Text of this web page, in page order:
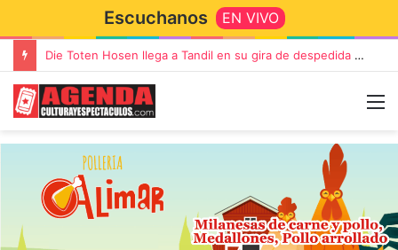
Escuchanos EN VIVO
Die Toten Hosen llega a Tandil en su gira de despedida «Fútbol, Asado, Vino y Adiós Amigos»